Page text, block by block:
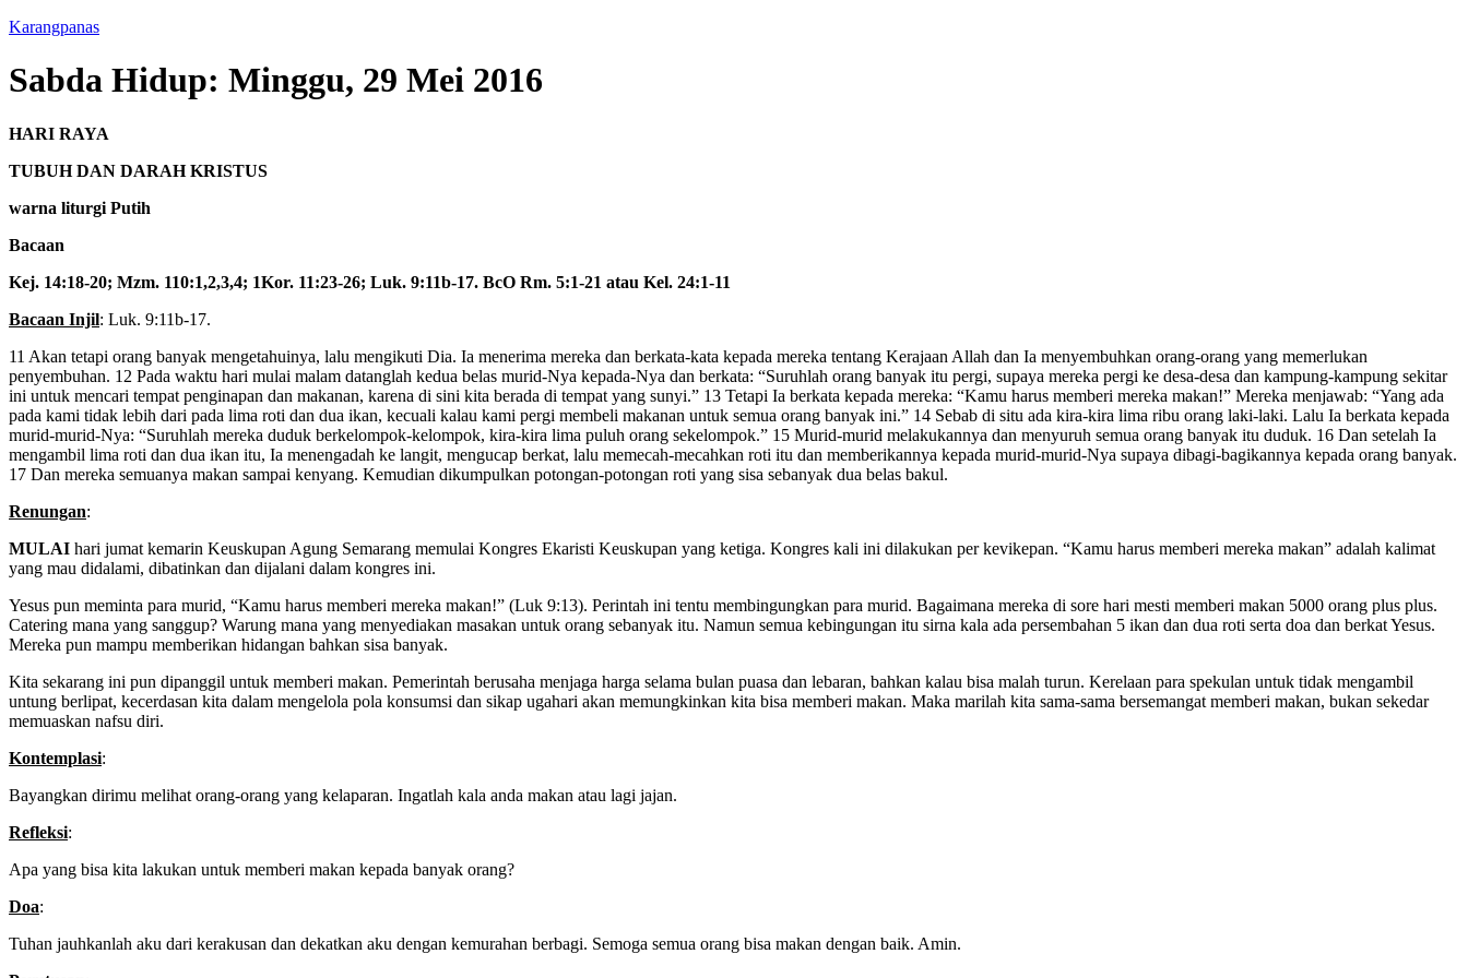
Karangpanas
Sabda Hidup: Minggu, 29 Mei 2016
HARI RAYA
TUBUH DAN DARAH KRISTUS
warna liturgi Putih
Bacaan
Kej. 14:18-20; Mzm. 110:1,2,3,4; 1Kor. 11:23-26; Luk. 9:11b-17. BcO Rm. 5:1-21 atau Kel. 24:1-11
Bacaan Injil: Luk. 9:11b-17.
11 Akan tetapi orang banyak mengetahuinya, lalu mengikuti Dia. Ia menerima mereka dan berkata-kata kepada mereka tentang Kerajaan Allah dan Ia menyembuhkan orang-orang yang memerlukan
penyembuhan. 12 Pada waktu hari mulai malam datanglah kedua belas murid-Nya kepada-Nya dan berkata: “Suruhlah orang banyak itu pergi, supaya mereka pergi ke desa-desa dan kampung-kampung sekitar
ini untuk mencari tempat penginapan dan makanan, karena di sini kita berada di tempat yang sunyi.” 13 Tetapi Ia berkata kepada mereka: “Kamu harus memberi mereka makan!” Mereka menjawab: “Yang ada
pada kami tidak lebih dari pada lima roti dan dua ikan, kecuali kalau kami pergi membeli makanan untuk semua orang banyak ini.” 14 Sebab di situ ada kira-kira lima ribu orang laki-laki. Lalu Ia berkata kepada
murid-murid-Nya: “Suruhlah mereka duduk berkelompok-kelompok, kira-kira lima puluh orang sekelompok.” 15 Murid-murid melakukannya dan menyuruh semua orang banyak itu duduk. 16 Dan setelah Ia
mengambil lima roti dan dua ikan itu, Ia menengadah ke langit, mengucap berkat, lalu memecah-mecahkan roti itu dan memberikannya kepada murid-murid-Nya supaya dibagi-bagikannya kepada orang banyak.
17 Dan mereka semuanya makan sampai kenyang. Kemudian dikumpulkan potongan-potongan roti yang sisa sebanyak dua belas bakul.
Renungan:
MULAI hari jumat kemarin Keuskupan Agung Semarang memulai Kongres Ekaristi Keuskupan yang ketiga. Kongres kali ini dilakukan per kevikepan. “Kamu harus memberi mereka makan” adalah kalimat
yang mau didalami, dibatinkan dan dijalani dalam kongres ini.
Yesus pun meminta para murid, “Kamu harus memberi mereka makan!” (Luk 9:13). Perintah ini tentu membingungkan para murid. Bagaimana mereka di sore hari mesti memberi makan 5000 orang plus plus.
Catering mana yang sanggup? Warung mana yang menyediakan masakan untuk orang sebanyak itu. Namun semua kebingungan itu sirna kala ada persembahan 5 ikan dan dua roti serta doa dan berkat Yesus.
Mereka pun mampu memberikan hidangan bahkan sisa banyak.
Kita sekarang ini pun dipanggil untuk memberi makan. Pemerintah berusaha menjaga harga selama bulan puasa dan lebaran, bahkan kalau bisa malah turun. Kerelaan para spekulan untuk tidak mengambil
untung berlipat, kecerdasan kita dalam mengelola pola konsumsi dan sikap ugahari akan memungkinkan kita bisa memberi makan. Maka marilah kita sama-sama bersemangat memberi makan, bukan sekedar
memuaskan nafsu diri.
Kontemplasi:
Bayangkan dirimu melihat orang-orang yang kelaparan. Ingatlah kala anda makan atau lagi jajan.
Refleksi:
Apa yang bisa kita lakukan untuk memberi makan kepada banyak orang?
Doa:
Tuhan jauhkanlah aku dari kerakusan dan dekatkan aku dengan kemurahan berbagi. Semoga semua orang bisa makan dengan baik. Amin.